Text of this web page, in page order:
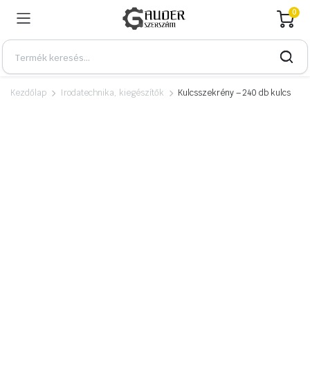
0
Kezdőlap Irodatechnika, kiegészítők Kulcsszekrény – 240 db kulcs